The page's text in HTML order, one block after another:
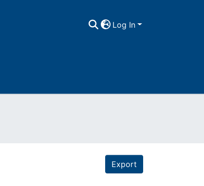
Log In
Export